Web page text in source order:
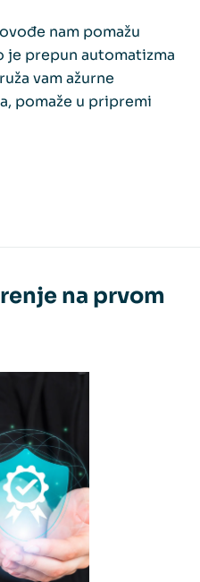
nam pomažu
je prepun automatizma
vam ažurne
pomaže u pripremi
na prvom